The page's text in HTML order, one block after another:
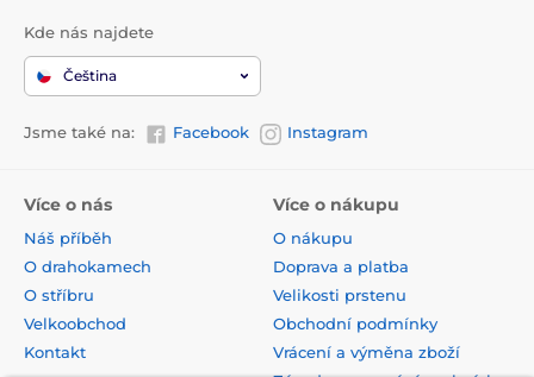
Kde nás najdete
Čeština
Jsme také na: Facebook Instagram
Více o nás
Náš příběh
O drahokamech
O stříbru
Velkoobchod
Kontakt
Více o nákupu
O nákupu
Doprava a platba
Velikosti prstenu
Obchodní podmínky
Vrácení a výměna zboží